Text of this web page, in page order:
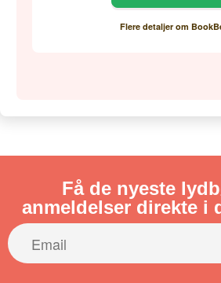
Flere detaljer om
Få de nyeste
anmeldelser direkte i